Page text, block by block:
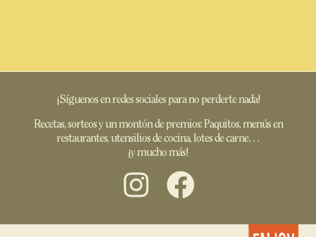
¡Síguenos en redes sociales para no perderte nada!
Recetas, sorteos y un montón de premios: Paquitos, menús en
restaurantes, utensilios de cocina, lotes de carne…
¡y mucho más!